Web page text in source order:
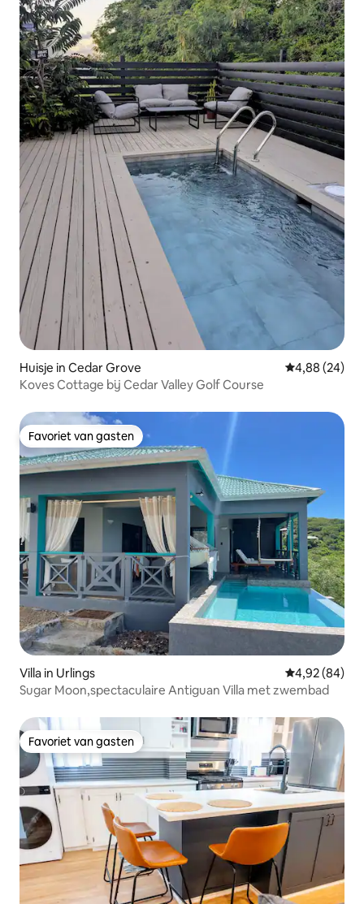
Huisje in Cedar Grove Gemiddelde
4,88 (24)
Koves Cottage bij Cedar Valley Golf Course
Favoriet van gasten
Favoriet van gasten
Villa in Urlings Gemiddelde
4,92 (84)
Sugar Moon,spectaculaire Antiguan Villa met zwembad
Favoriet van gasten
Favoriet van gasten